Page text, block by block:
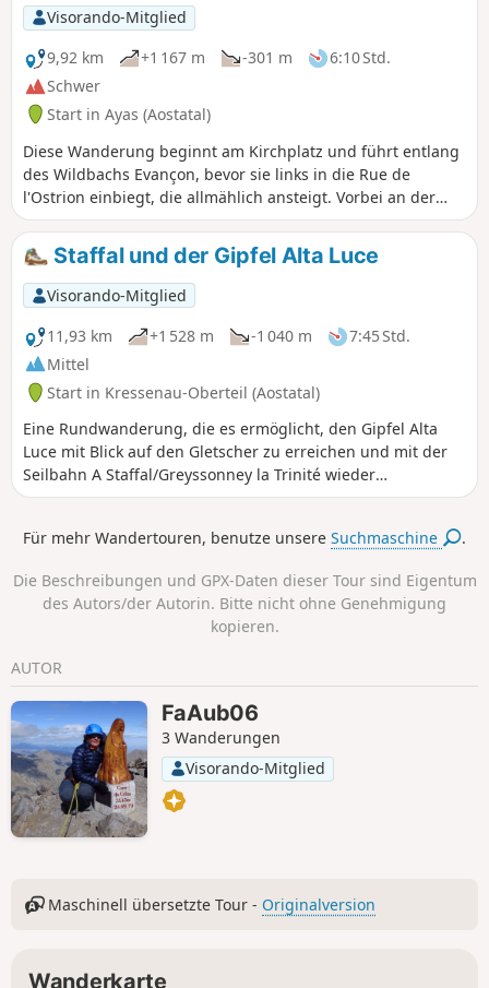
Visorando-Mitglied
9,92 km
+1 167 m -301 m
6:10 Std.
Schwer
Start in Ayas (Aostatal)
Diese Wanderung beginnt am Kirchplatz und führt entlang
des Wildbachs Evançon, bevor sie links in die Rue de
l'Ostrion einbiegt, die allmählich ansteigt. Vorbei an der
kleinen Kapelle, die das Dorf Champoluc und das Ayas-Tal
überragt, erreichen Sie das Dorf Mascognaz, ein
authentisches Walserdorf von großer Schönheit. Die
Wanderung führt über den Col de Palasina und nach einem
leichten Abstieg erreichen Sie die wilden Bataille-Seen und
anschließend die Arp-Hütte auf 2400 Metern Höhe.
Staffal und der Gipfel Alta Luce
Visorando-Mitglied
11,93 km
+1 528 m -1 040 m
7:45 Std.
Mittel
Start in Kressenau-Oberteil (Aostatal)
Eine Rundwanderung, die es ermöglicht, den Gipfel Alta
Luce mit Blick auf den Gletscher zu erreichen und mit der
Seilbahn A Staffal/Greyssonney la Trinité wieder
hinunterzugehen. Die Strecke ist sehr gut ausgeschildert:
wieder zum Pass hinunterzusteigen und den 6b bis zur
zurückbringt.
Für mehr Wandertouren, benutze unsereSuchmaschine .
Die Beschreibungen und GPX-Daten dieser Tour sind Eigentum
des Autors/der Autorin. Bitte nicht ohne Genehmigung
kopieren.
AUTOR
FaAub06
3 Wanderungen
Visorando-Mitglied
Maschinell übersetzte Tour - Originalversion
Wanderkarte